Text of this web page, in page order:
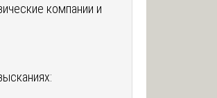
компании и